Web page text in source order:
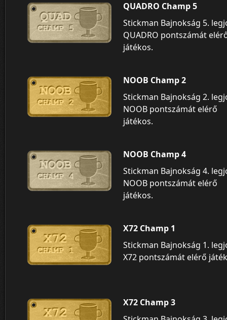
QUADRO Champ 5
Stickman Bajnokság 5.
QUADRO pontszámát
játékos.
NOOB Champ 2
Stickman Bajnokság 2.
NOOB pontszámát elérő
játékos.
NOOB Champ 4
Stickman Bajnokság 4.
NOOB pontszámát elérő
játékos.
X72 Champ 1
Stickman Bajnokság 1.
X72 pontszámát elérő
X72 Champ 3